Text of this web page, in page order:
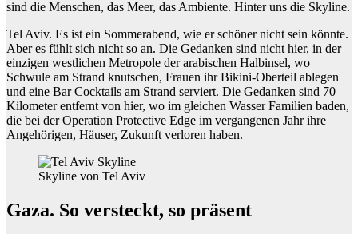
sind die Menschen, das Meer, das Ambiente. Hinter uns die Skyline.
Tel Aviv. Es ist ein Sommerabend, wie er schöner nicht sein könnte.
Aber es fühlt sich nicht so an. Die Gedanken sind nicht hier, in der
einzigen westlichen Metropole der arabischen Halbinsel, wo
Schwule am Strand knutschen, Frauen ihr Bikini-Oberteil ablegen
und eine Bar Cocktails am Strand serviert. Die Gedanken sind 70
Kilometer entfernt von hier, wo im gleichen Wasser Familien baden,
die bei der Operation Protective Edge im vergangenen Jahr ihre
Angehörigen, Häuser, Zukunft verloren haben.
Skyline von Tel Aviv
Gaza. So versteckt, so präsent